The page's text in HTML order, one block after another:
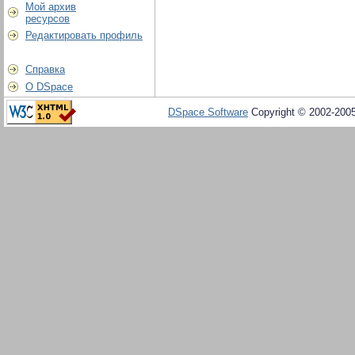
Мой архив
ресурсов
Редактировать профиль
Справка
О DSpace
DSpace Software Copyright © 2002-